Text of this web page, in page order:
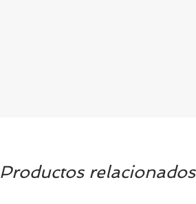
Productos relacionados